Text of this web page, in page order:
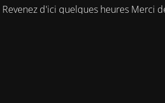
Revenez d'ici quelques heures Merci